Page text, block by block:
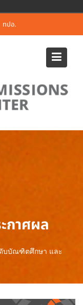
ทปอ.
กาศผล
ดับบัณฑิตศึกษา และ